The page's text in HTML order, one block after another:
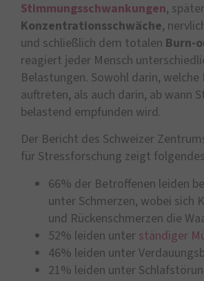
Stimmungsschwankungen,
Konzentrationsschwäche,
und schließlich dem totalen Burn-
reagiert jeder Mensch
Belastungen. Sowohl darin, welche
auftreten, als auch darin, ab wann
belastend empfunden wird.
Der Bericht des Schweizer
für Stressforschung zeigt
66% der Betroffenen leiden
unter Schmerzen, wobei sich
und Rückenschmerzen die
52% leiden unter ständiger
46% leiden unter
21% leiden unter